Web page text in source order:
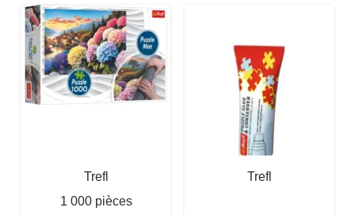
Trefl
1 000 pièces
Trefl